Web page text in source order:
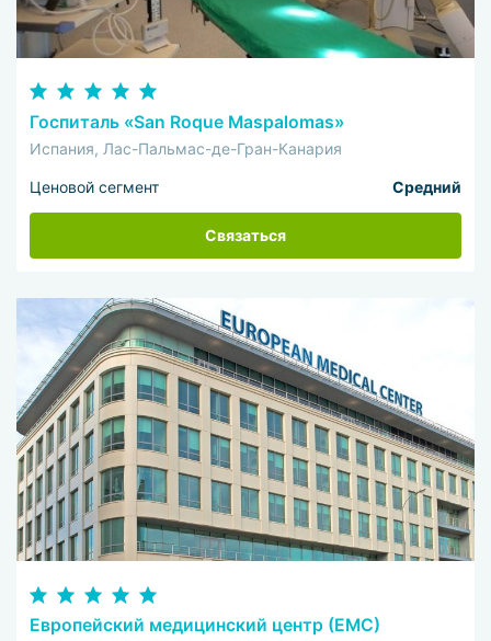
Госпиталь «San Roque Maspalomas»
Испания, Лас-Пальмас-де-Гран-Канария
Ценовой сегмент Средний
Связаться
Европейский медицинский центр (ЕМС)